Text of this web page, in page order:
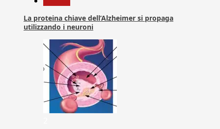
La proteina chiave dell’Alzheimer si propaga
utilizzando i neuroni